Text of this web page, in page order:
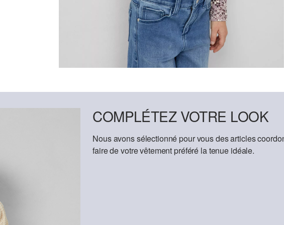
COMPLÉTEZ VOTRE LOOK
Nous avons sélectionné pour vous des articles
faire de votre vêtement préféré la tenue idéale.